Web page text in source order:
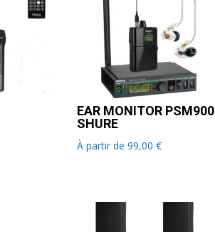
EAR MONITOR PSM900
SHURE
À partir de 99,00 €